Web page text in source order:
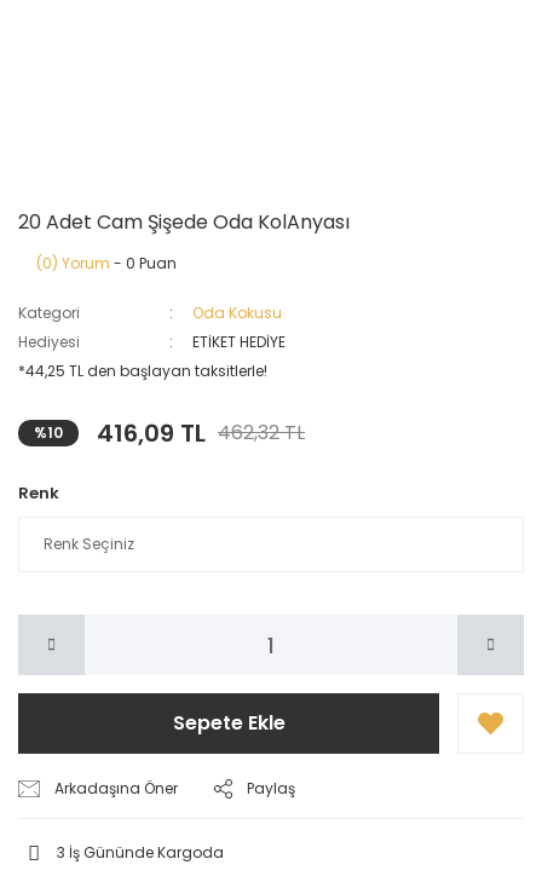
20 Adet Cam Şişede Oda KolAnyası
(0) Yorum - 0 Puan
Kategori
Oda Kokusu
Hediyesi
ETİKET HEDİYE
*44,25 TL den başlayan taksitlerle!
%10 416,09 TL 462,32 TL
Renk
Sepete Ekle
Arkadaşına Öner Paylaş
3 İş Gününde Kargoda